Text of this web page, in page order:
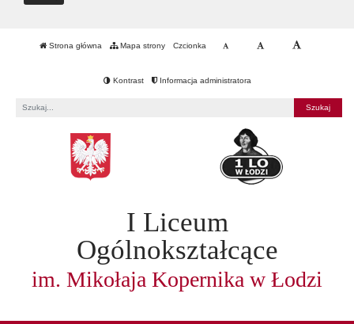
Strona główna Mapa strony Czcionka
Kontrast Informacja administratora
I Liceum
Ogólnokształcące
im. Mikołaja Kopernika w Łodzi